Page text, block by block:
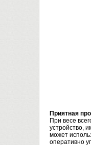
Приятная
При весе
устройство,
может
оперативно